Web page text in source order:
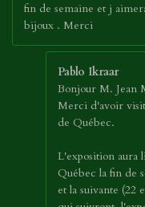
fin de semaine et j
bijoux . Merci
Pablo Ikraar
Bonjour M. Jean
Merci d'avoir
de Québec.
L'exposition aura
Québec la fin de
et la suivante (22